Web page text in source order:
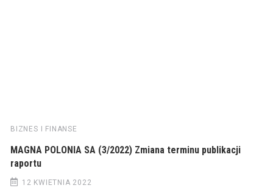
BIZNES I FINANSE
MAGNA POLONIA SA (3/2022) Zmiana terminu publikacji
raportu
12 KWIETNIA 2022